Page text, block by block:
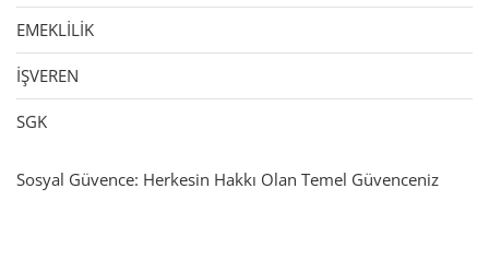
EMEKLİLİK
İŞVEREN
SGK
Sosyal Güvence: Herkesin Hakkı Olan Temel Güvenceniz